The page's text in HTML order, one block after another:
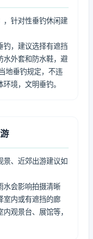
，针对性垂钓休闲建
钓，建议选择有遮挡
水外套和防水鞋，避
地垂钓规定，不违
境，文明垂钓。
景、近郊出游建议如
水会影响拍摄清晰
室内或有遮挡的廊
观景台、展馆等，